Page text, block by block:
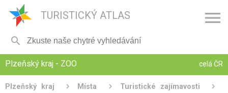
TURISTICKÝ ATLAS 

Plzeňský kraj - ZOO celá ČR
Plzeňský kraj Místa
Turistické zajímavosti